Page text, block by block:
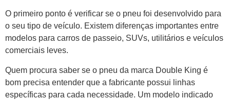
O primeiro ponto é verificar se o pneu foi desenvolvido para
o seu tipo de veículo. Existem diferenças importantes entre
modelos para carros de passeio, SUVs, utilitários e veículos
comerciais leves.
Quem procura saber se o pneu da marca Double King é
bom precisa entender que a fabricante possui linhas
específicas para cada necessidade. Um modelo indicado